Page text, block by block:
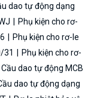
dao tự động dạng
Phụ kiện cho rơ-
Phụ kiện cho rơ-le
31
Phụ kiện cho rơ-
Cầu dao tự động MCB
dao tự động dạng